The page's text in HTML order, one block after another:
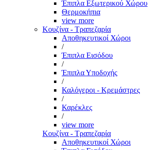
Έπιπλα Εξωτερικού Χώρου
Θερμοκήπια
view more
Κουζίνα - Τραπεζαρία
Αποθηκευτικοί Χώροι
/
Έπιπλα Εισόδου
/
Έπιπλα Υποδοχής
/
Καλόγεροι - Κρεμάστρες
/
Καρέκλες
/
view more
Κουζίνα - Τραπεζαρία
Αποθηκευτικοί Χώροι